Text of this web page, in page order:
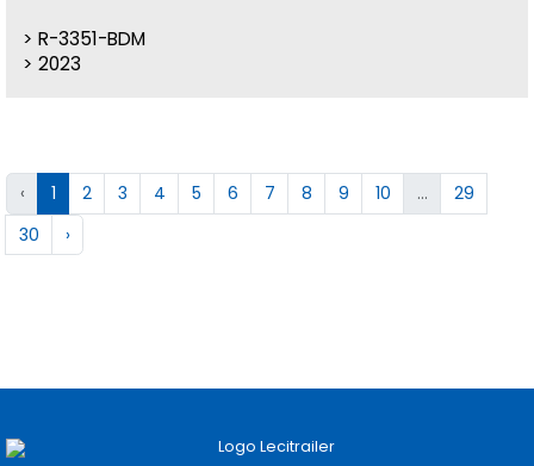
R-3351-BDM
2023
‹ 1 2 3 4 5 6 7 8 9 10 ...
29
30
›